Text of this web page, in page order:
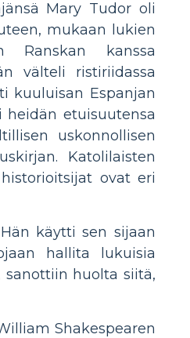
Mary Tudor oli
mukaan lukien
Ranskan kanssa
välteli ristiriidassa
kuuluisan Espanjan
heidän etuisuutensa
uskonnollisen
Katolilaisten
ovat eri
käytti sen sijaan
hallita lukuisia
sanottiin huolta siitä,
Shakespearen